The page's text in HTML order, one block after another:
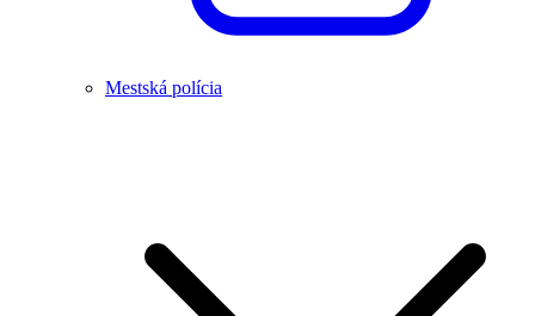
Mestská polícia